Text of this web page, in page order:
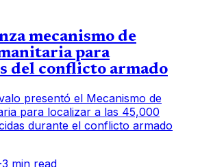
mecanismo de
para
del conflicto armado
presentó el Mecanismo de
para localizar a las 45,000
durante el conflicto armado
·3 min read